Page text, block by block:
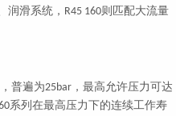
润滑系统， R45 160则匹配大流量
普遍为25bar ，最高允许压力可达
系列在最高压力下的连续工作寿